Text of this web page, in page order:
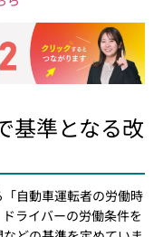
基準となる改
自動車運転者の労働時
ライバーの労働条件を